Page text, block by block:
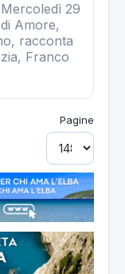
29
Amore,
racconta
Franco
Pagine